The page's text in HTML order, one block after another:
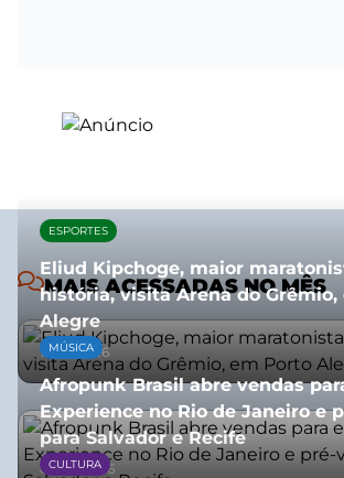
MAIS ACESSADAS NO MÊS
ESPORTES
Eliud Kipchoge, maior
história, visita Arena do Grêmio,
Alegre
10/07/2026
MÚSICA
Afropunk Brasil abre vendas
Experience no Rio de Janeiro e
para Salvador e Recife
03/08/2026
CULTURA